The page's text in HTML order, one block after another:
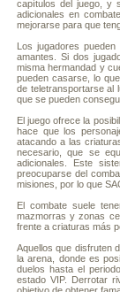
capítulos del juego, y
adicionales en
mejorarse para que
Los jugadores
amantes. Si dos
misma hermandad y
pueden casarse, lo
de teletransportarse al
que se pueden
El juego ofrece la
hace que los
atacando a las
necesario, que se
adicionales. Este
preocuparse del
misiones, por lo que
El combate suele
mazmorras y zonas
frente a criaturas más
Aquellos que disfruten
la arena, donde es
duelos hasta el
estado VIP. Derrotar